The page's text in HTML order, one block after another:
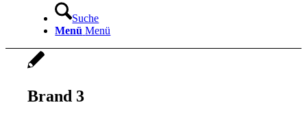
Suche
Menü Menü
Brand 3